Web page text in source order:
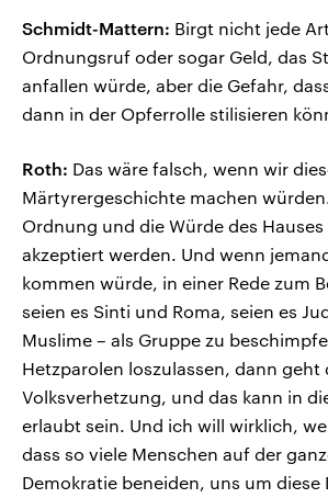
Schmidt-Mattern: Birgt nicht jede
Ordnungsruf oder sogar Geld, das
anfallen würde, aber die Gefahr,
dann in der Opferrolle stilisieren
Roth: Das wäre falsch, wenn wir
Märtyrergeschichte machen
Ordnung und die Würde des
akzeptiert werden. Und wenn
kommen würde, in einer Rede zum
seien es Sinti und Roma, seien es
Muslime – als Gruppe zu
Hetzparolen loszulassen, dann geht
Volksverhetzung, und das kann in
erlaubt sein. Und ich will wirklich,
dass so viele Menschen auf der
Demokratie beneiden, uns um diese